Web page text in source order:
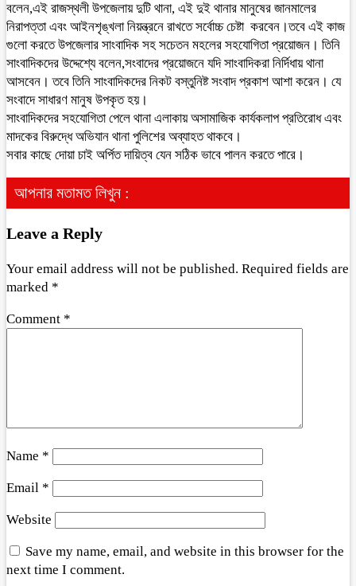
বলেন,এই রাজস্থলী উপজেলায় দুটি থানা, এই দুই থানার মানুষের জানমালের
নিরাপত্তা এবং আইনশৃঙ্খলা নিয়ন্ত্রনে রাখতে সর্বোচ্চ চেষ্টা করবেন।তবে এই কাজ
গুলো করতে উপজেলার সাংবাদিক সহ সচেতন মহলের সহযোগিতা প্রয়োজন। তিনি
সাংবাদিকদের উদ্দেশ্যে বলেন,সংবাদের প্রয়োজনে যদি সাংবাদিকরা নির্দিধায় থানা
আসবেন। তবে তিনি সাংবাদিকদের নিকট বস্তুনিষ্ট সংবাদ প্রকাশ আশা করেন। যে
সংবাদে সাধারণ মানুষ উপকৃত হয়।
সাংবাদিকদের সহযোগিতা পেলে থানা এলাকায় অসামাজিক কার্যকলাপ প্রতিরোধ এবং
মাদকের বিরুদ্ধে অভিযান থানা পুলিশের অব্যাহত থাকবে।
সবার কাছে দোয়া চাই অর্পিত দায়িত্ব যেন সঠিক ভাবে পালন করতে পারে।
আপনার মতামত লিখুন :
Leave a Reply
Your email address will not be published. Required fields are
marked *
Comment *
Name *
Email *
Website
Save my name, email, and website in this browser for the
next time I comment.